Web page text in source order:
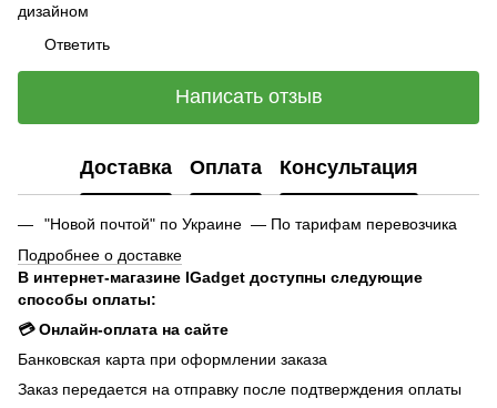
дизайном
Ответить
Написать отзыв
Доставка Оплата Консультация
"Новой почтой" по Украине — По тарифам перевозчика
Подробнее о доставке
В интернет-магазине IGadget доступны следующие
способы оплаты:
💳 Онлайн-оплата на сайте
Банковская карта при оформлении заказа
Заказ передается на отправку после подтверждения оплаты